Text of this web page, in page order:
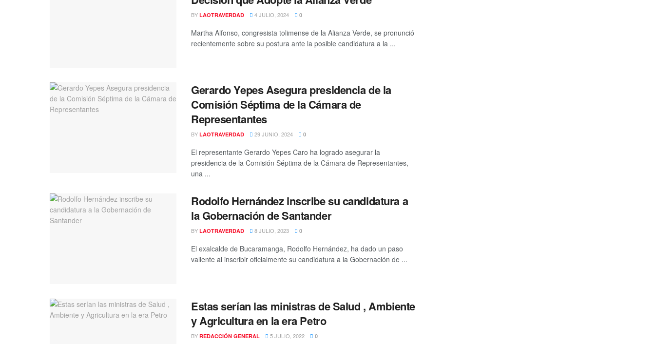
BY LAOTRAVERDAD 4 JULIO, 2024 0
Martha Alfonso, congresista tolimense de la Alianza Verde, se pronunció
recientemente sobre su postura ante la posible candidatura a la ...
Gerardo Yepes Asegura presidencia de la
Comisión Séptima de la Cámara de
Representantes
BY LAOTRAVERDAD 29 JUNIO, 2024 0
El representante Gerardo Yepes Caro ha logrado asegurar la
presidencia de la Comisión Séptima de la Cámara de Representantes,
una ...
Rodolfo Hernández inscribe su candidatura a
la Gobernación de Santander
BY LAOTRAVERDAD 8 JULIO, 2023 0
El exalcalde de Bucaramanga, Rodolfo Hernández, ha dado un paso
valiente al inscribir oficialmente su candidatura a la Gobernación de ...
Estas serían las ministras de Salud , Ambiente
y Agricultura en la era Petro
BY REDACCIÓN GENERAL 5 JULIO, 2022 0